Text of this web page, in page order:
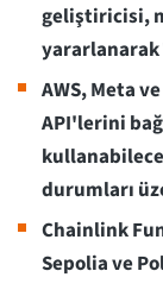
geliştiricisi,
yararlanarak
AWS, Meta
API'lerini
durumları
Chainlink
Sepolia ve